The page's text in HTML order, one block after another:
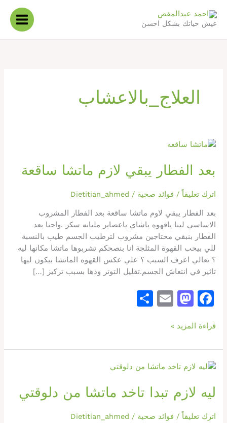
إلى
المحتوى
عيش حياتك بشكل احسن
العلاج_بالاعشاب
بعد الفطار يبقي لازم ماتشا ساقعة
اترك تعليقاً / فوائد صحية /
Dietitian_ahmed
بعد الفطار يبقي لاوم ماتشا ساقعة بعد الفطار المشروب
الاساسي لينا ياقهوه ياشاي ياعصاير مليانه سكر .واحنا بعد
الفطار بنبقي محتاجين مشروب لترطيب الجسم طيب بالنسبة
للي بيحب القهوة المثلجة انا بنصحكم تشربوها ماتشا مكانها ليه
؟ تعالي اعرف السبب ؟ علي عكس القهوه الماتشا بيكون ليها
تاثير في انتعاش الجسم.تقليل التوتر ودها بسبب تركيز […]
F
c
e
b
o
k
M
st
o
d
n
E
l
e
بعد
يبقي
لازم
ماتشا
قراءة المزيد »
ليه لازم تبدا تاخد ماتشا من دلوقتي
اترك تعليقاً / فوائد صحية /
Dietitian_ahmed
ليه
تبدا
تاخد
ماتشا